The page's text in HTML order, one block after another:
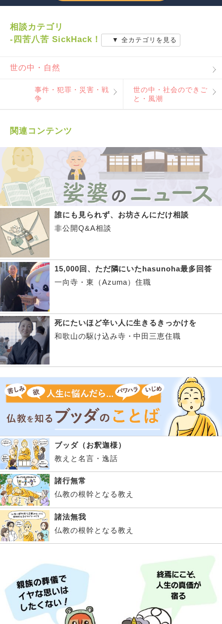
相談カテゴリ
-四苦八苦 SickHack！
▼ 全カテゴリを見る
世の中・自然
事件・犯罪・災害・戦
争
世の中・社会のできご
と・風潮
関連コンテンツ
誰にも見られず、お坊さんにだけ相談
非公開Q&A相談
15,000回、ただ隣にいたhasunoha最多回答
一向寺・東（Azuma）住職
死にたいほど辛い人に生きるきっかけを
和歌山の駆け込み寺・中田三恵住職
ブッダ（お釈迦様）
教えと名言・逸話
諸行無常
仏教の根幹となる教え
諸法無我
仏教の根幹となる教え